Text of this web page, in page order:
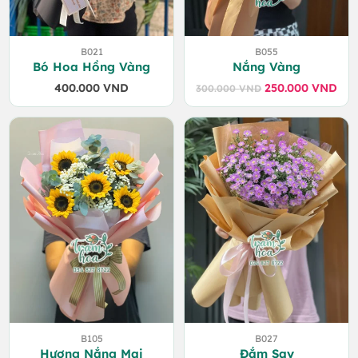
B021
Bó Hoa Hồng Vàng
400.000 VND
B055
Nắng Vàng
300.000VND Giá
gốc
là:
300.000 VND.
250.000 VND
Giá
hiện
tại
là:
250.000 VND.
B105
Hương Nắng Mai
B027
Đắm Say